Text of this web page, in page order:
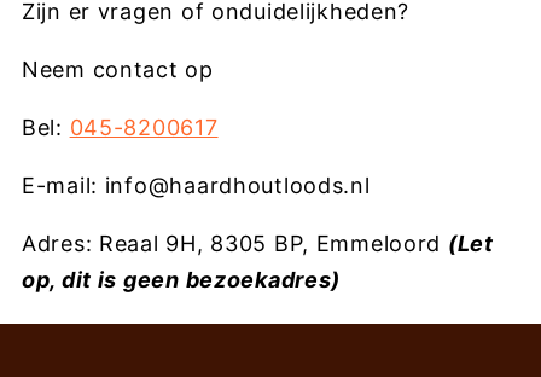
Zijn er vragen of onduidelijkheden?
Neem contact op
Bel: 045-8200617
E-mail: info@haardhoutloods.nl
Adres: Reaal 9H, 8305 BP, Emmeloord (Let
op, dit is geen bezoekadres)